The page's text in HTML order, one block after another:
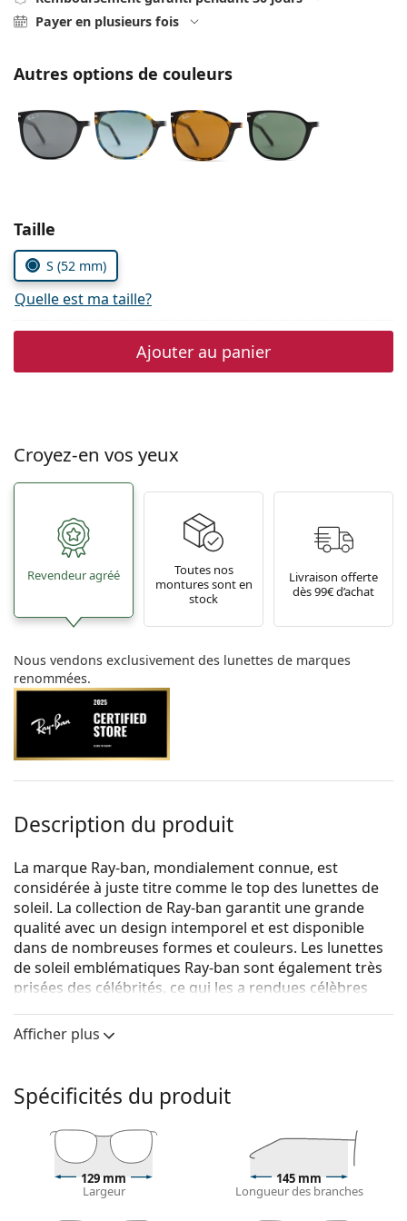
Persol
Toutes les marques
Payer en plusieurs fois
Autres options de couleurs
Choisissez les paramètres
Taille
S (52 mm)
Quelle est ma taille?
Ajouter au panier
Croyez-en vos yeux
Revendeur agréé
Toutes nos
montures sont en
stock
Livraison offerte
dès 99€ d’achat
Nous vendons exclusivement des lunettes de marques
renommées.
Description du produit
La marque Ray-ban, mondialement connue, est
considérée à juste titre comme le top des lunettes de
soleil. La collection de Ray-ban garantit une grande
qualité avec un design intemporel et est disponible
dans de nombreuses formes et couleurs. Les lunettes
de soleil emblématiques Ray-ban sont également très
prisées des célébrités, ce qui les a rendues célèbres
Ray-Ban Elliot RB2197 901/48 52
Voyez à quoi vous ressemblez avec ces lunettes de
soleil grâce à la fonction d'essayage virtuel de
Lentiamo.
Monture de lunettes de soleil
La couleur noire de la monture s'accorde
Afficher plus
Spécificités du produit
129 mm
Largeur
145 mm
Longueur des branches